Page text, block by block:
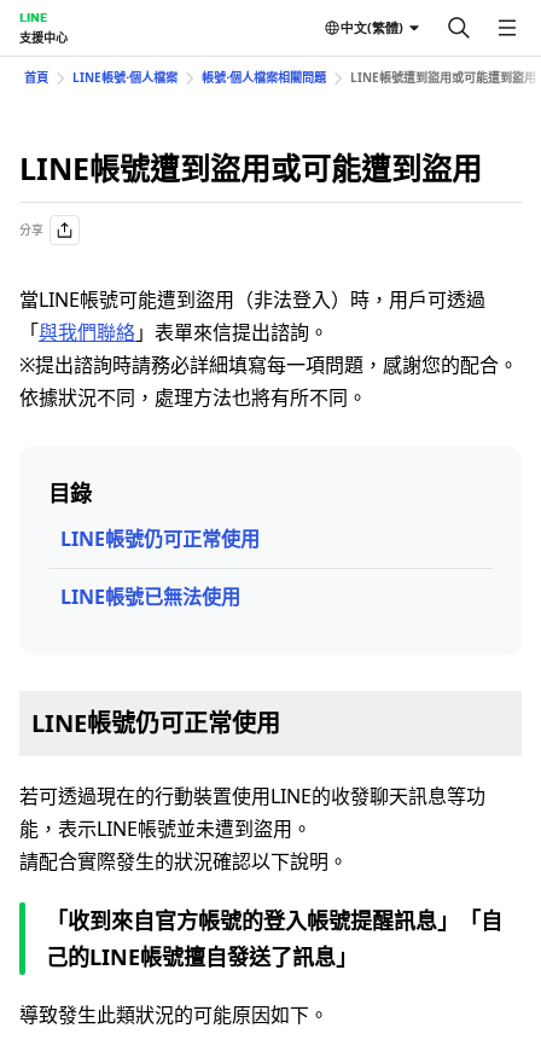
LINE
支援中心
中文(繁體)
首頁 LINE帳號⋅個人檔案 帳號⋅個人檔案相關問題 LINE帳號遭到盜用或可能遭到盜用
LINE帳號遭到盜用或可能遭到盜用
分享
當LINE帳號可能遭到盜用（非法登入）時，用戶可透過
「與我們聯絡」表單來信提出諮詢。
※提出諮詢時請務必詳細填寫每一項問題，感謝您的配合。
依據狀況不同，處理方法也將有所不同。
目錄
LINE帳號仍可正常使用
LINE帳號已無法使用
LINE帳號仍可正常使用
若可透過現在的行動裝置使用LINE的收發聊天訊息等功
能，表示LINE帳號並未遭到盜用。
請配合實際發生的狀況確認以下說明。
「收到來自官方帳號的登入帳號提醒訊息」「自
己的LINE帳號擅自發送了訊息」
導致發生此類狀況的可能原因如下。